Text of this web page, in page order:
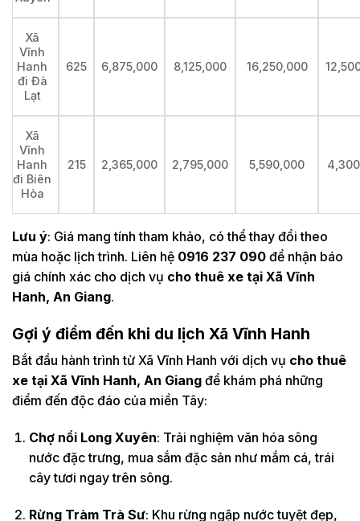
Xã
Vĩnh
Hanh
đi Đà
Lạt
625 6,875,000 8,125,000 16,250,000
Xã
Vĩnh
Hanh
đi Biên
Hòa
215 2,365,000 2,795,000 5,590,000
Lưu ý: Giá mang tính tham khảo, có thể thay đổi theo
mùa hoặc lịch trình. Liên hệ 0916 237 090 để nhận báo
giá chính xác cho dịch vụ cho thuê xe tại Xã Vĩnh
Hanh, An Giang.
Gợi ý điểm đến khi du lịch Xã Vĩnh Hanh
Bắt đầu hành trình từ Xã Vĩnh Hanh với dịch vụ cho thuê
xe tại Xã Vĩnh Hanh, An Giang để khám phá những
điểm đến độc đáo của miền Tây:
Chợ nổi Long Xuyên: Trải nghiệm văn hóa sông
nước đặc trưng, mua sắm đặc sản như mắm cá, trái
cây tươi ngay trên sông.
Rừng Tràm Trà Sư: Khu rừng ngập nước tuyệt đẹp,